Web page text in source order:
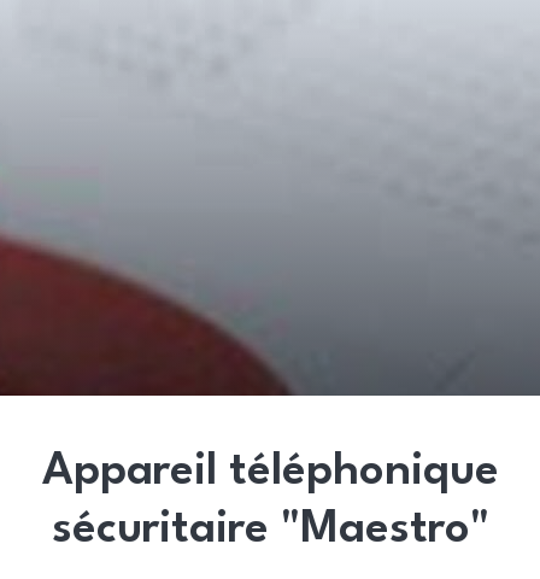
Appareil téléphonique
sécuritaire "Maestro"